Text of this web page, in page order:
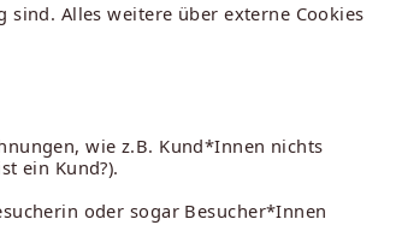
Alles weitere über externe Cookies
wie z.B. Kund*Innen nichts
ein Kund?).
oder sogar Besucher*Innen